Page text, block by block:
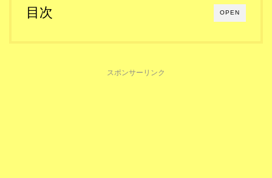
OPEN
目次
スポンサーリンク